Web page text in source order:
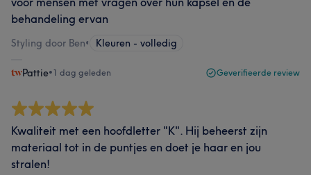
behandeling ervan
Styling door Ben• Kleuren - volledig
Pattie•1 dag geleden Geverifieerde review
Kwaliteit met een hoofdletter "K". Hij beheerst zijn
materiaal tot in de puntjes en doet je haar en jou
stralen!